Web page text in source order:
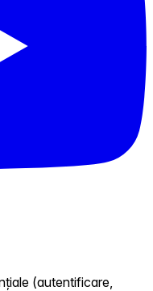
(autentificare,